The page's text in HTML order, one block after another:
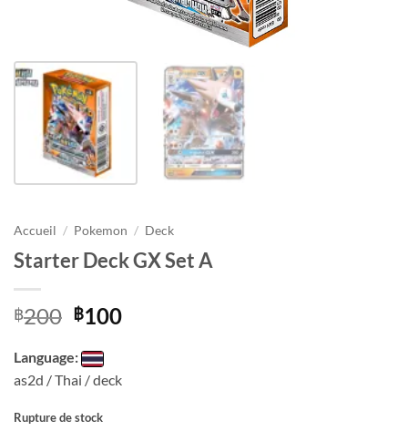
Accueil / Pokemon / Deck
Starter Deck GX Set A
฿200 Le
initial
était :
฿100Le
est :
Language:
as2d / Thai / deck
Rupture de stock